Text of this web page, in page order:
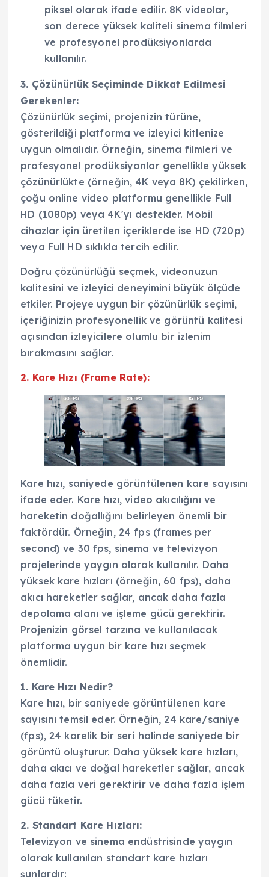
piksel olarak ifade edilir. 8K videolar,
son derece yüksek kaliteli sinema filmleri
ve profesyonel prodüksiyonlarda
kullanılır.
3. Çözünürlük Seçiminde Dikkat Edilmesi
Gerekenler:
Çözünürlük seçimi, projenizin türüne,
gösterildiği platforma ve izleyici kitlenize
uygun olmalıdır. Örneğin, sinema filmleri ve
profesyonel prodüksiyonlar genellikle yüksek
çözünürlükte (örneğin, 4K veya 8K) çekilirken,
çoğu online video platformu genellikle Full
HD (1080p) veya 4K'yı destekler. Mobil
cihazlar için üretilen içeriklerde ise HD (720p)
veya Full HD sıklıkla tercih edilir.
Doğru çözünürlüğü seçmek, videonuzun
kalitesini ve izleyici deneyimini büyük ölçüde
etkiler. Projeye uygun bir çözünürlük seçimi,
içeriğinizin profesyonellik ve görüntü kalitesi
açısından izleyicilere olumlu bir izlenim
bırakmasını sağlar.
2. Kare Hızı (Frame Rate):
Kare hızı, saniyede görüntülenen kare sayısını
ifade eder. Kare hızı, video akıcılığını ve
hareketin doğallığını belirleyen önemli bir
faktördür. Örneğin, 24 fps (frames per
second) ve 30 fps, sinema ve televizyon
projelerinde yaygın olarak kullanılır. Daha
yüksek kare hızları (örneğin, 60 fps), daha
akıcı hareketler sağlar, ancak daha fazla
depolama alanı ve işleme gücü gerektirir.
Projenizin görsel tarzına ve kullanılacak
platforma uygun bir kare hızı seçmek
önemlidir.
1. Kare Hızı Nedir?
Kare hızı, bir saniyede görüntülenen kare
sayısını temsil eder. Örneğin, 24 kare/saniye
(fps), 24 karelik bir seri halinde saniyede bir
görüntü oluşturur. Daha yüksek kare hızları,
daha akıcı ve doğal hareketler sağlar, ancak
daha fazla veri gerektirir ve daha fazla işlem
gücü tüketir.
2. Standart Kare Hızları:
Televizyon ve sinema endüstrisinde yaygın
olarak kullanılan standart kare hızları
şunlardır: